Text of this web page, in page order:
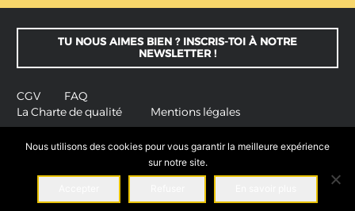
CGV
FAQ
La Charte de qualité
Mentions légales
TU NOUS AIMES BIEN ? INSCRIS-TOI À NOTRE
NEWSLETTER !
© La Colloc tous droits réservés.Ce site est une réalisation
Collaborative – Design et Rédaction : La Colloc – Photos : La Colloc,
Nous utilisons des cookies pour vous garantir la meilleure expérience
sur notre site.